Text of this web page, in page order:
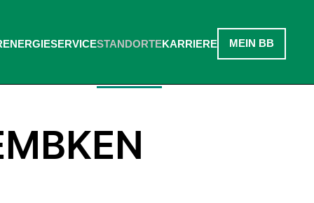
ENERGIESERVICESTANDORTEKARRIERE MEIN BB